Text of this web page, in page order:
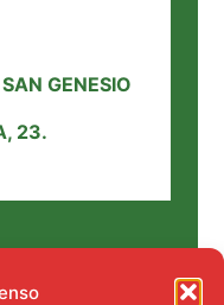
GENESIO
23.